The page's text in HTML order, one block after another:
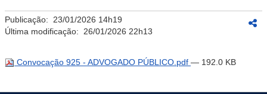
Publicação: 23/01/2026 14h19
Última modificação: 26/01/2026 22h13
Convocação 925 - ADVOGADO PÚBLICO.pdf — 192.0 KB